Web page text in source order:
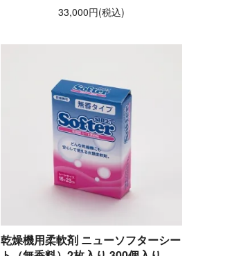
33,000円(税込)
乾燥機用柔軟剤 ニューソフターシー